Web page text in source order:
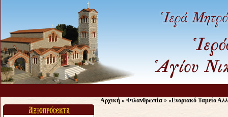
Αρχική » Φιλανθρωπία » «Ενοριακό Ταμείο